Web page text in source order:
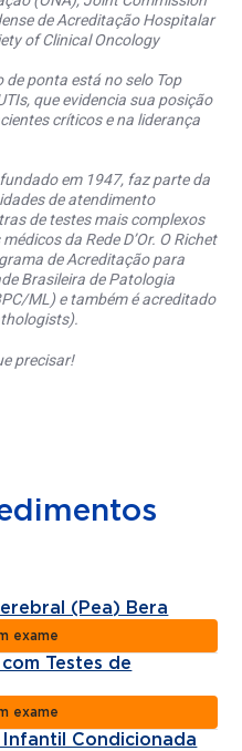
de Acreditação Hospitalar
of Clinical Oncology
de ponta está no selo Top
que evidencia sua posição
críticos e na liderança
em 1947, faz parte da
de atendimento
de testes mais complexos
da Rede D’Or. O Richet
de Acreditação para
Brasileira de Patologia
ML) e também é acreditado
precisar!
(Pea) Bera
exame
Testes de
exame
Condicionada